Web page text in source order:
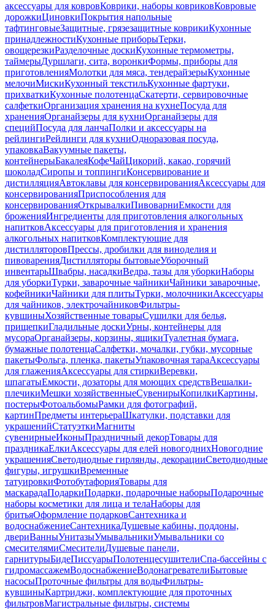
аксессуары для ковровКоврики, наборы ковриковКовровые
дорожкиЦиновкиПокрытия напольные
тафтинговыеЗащитные, грязезащитные коврикиКухонные
принадлежностиКухонные приборыТерки,
овощерезкиРазделочные доскиКухонные термометры,
таймерыДуршлаги, сита, воронкиФормы, приборы для
приготовленияМолотки для мяса, тендерайзерыКухонные
мелочиМискиКухонный текстильКухонные фартуки,
прихваткиКухонные полотенцаСкатерти, сервировочные
салфеткиОрганизация хранения на кухнеПосуда для
храненияОрганайзеры для кухниОрганайзеры для
специйПосуда для ланчаПолки и аксессуары на
рейлингиРейлинги для кухниОдноразовая посуда,
упаковкаВакуумные пакеты,
контейнерыБакалеяКофеЧайЦикорий, какао, горячий
шоколадСиропы и топпингиКонсервирование и
дистилляцияАвтоклавы для консервированияАксессуары для
консервированияПриспособления для
консервированияОткрывалкиПивоварниЕмкости для
броженияИнгредиенты для приготовления алкогольных
напитковАксессуары для приготовления и хранения
алкогольных напитковКомплектующие для
дистилляторовПрессы, дробилки для виноделия и
пивоваренияДистилляторы бытовыеУборочный
инвентарьШвабры, насадкиВедра, тазы для уборкиНаборы
для уборкиТурки, заварочные чайникиЧайники заварочные,
кофейникиЧайники для плитыТурки, молочникиАксессуары
для чайников, электрочайниковФильтры-
кувшиныХозяйственные товарыСушилки для белья,
прищепкиГладильные доскиУрны, контейнеры для
мусораОрганайзеры, корзины, ящикиТуалетная бумага,
бумажные полотенцаСалфетки, мочалки, губки, мусорные
пакетыФольга, пленка, пакетыУпаковочная тараАксессуары
для глаженияАксессуары для стиркиВеревки,
шпагатыЕмкости, дозаторы для моющих средствВешалки-
плечикиМешки хозяйственныеСувенирыКопилкиКартины,
постерыФотоальбомыРамки для фотографий,
картинПредметы интерьераШкатулки, подставки для
украшенийСтатуэткиМагниты
сувенирныеИконыПраздничный декорТовары для
праздникаЕлкиАксессуары для елей новогоднихНовогодние
украшенияСветодиодные гирлянды, декорацииСветодиодные
фигуры, игрушкиВременные
татуировкиФотобутафорияТовары для
маскарадаПодаркиПодарки, подарочные наборыПодарочные
наборы косметики для лица и телаНаборы для
бритьяОформление подарковСантехника и
водоснабжениеСантехникаДушевые кабины, поддоны,
двериВанныУнитазыУмывальникиУмывальники со
смесителямиСмесителиДушевые панели,
гарнитурыБидеПиссуарыПолотенцесушителиСпа-бассейны с
гидромассажемВодоснабжениеВодонагревателиБытовые
насосыПроточные фильтры для водыФильтры-
кувшиныКартриджи, комплектующие для проточных
фильтровМагистральные фильтры, системы